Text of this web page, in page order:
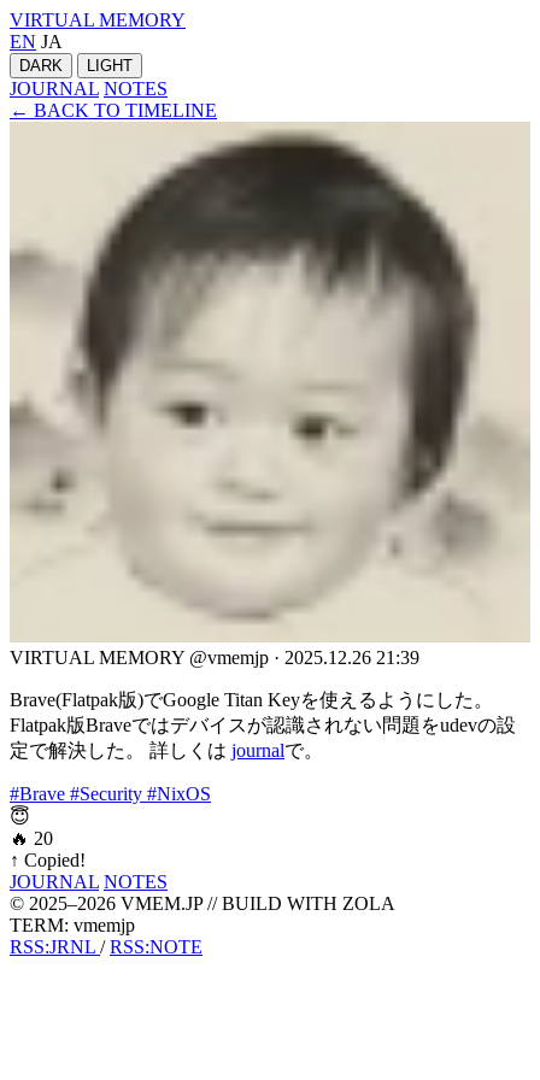
VIRTUAL MEMORY
EN JA
DARK LIGHT
JOURNAL NOTES
← BACK TO TIMELINE
VIRTUAL MEMORY @vmemjp · 2025.12.26 21:39
Brave(Flatpak版)でGoogle Titan Keyを使えるようにした。
Flatpak版Braveではデバイスが認識されない問題をudevの設
定で解決した。 詳しくは journalで。
#Brave #Security #NixOS
😇
🔥 20
↑ Copied!
JOURNAL NOTES
© 2025–2026 VMEM.JP // BUILD WITH ZOLA
TERM: vmemjp
RSS:JRNL / RSS:NOTE